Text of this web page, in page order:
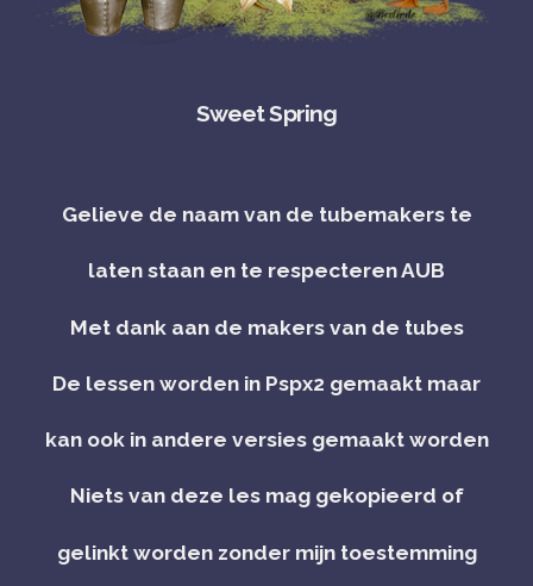
Sweet Spring
Gelieve de naam van de tubemakers te
laten staan en te respecteren AUB
Met dank aan de makers van de tubes
De lessen worden in Pspx2 gemaakt maar
kan ook in andere versies gemaakt worden
Niets van deze les mag gekopieerd of
gelinkt worden zonder mijn toestemming